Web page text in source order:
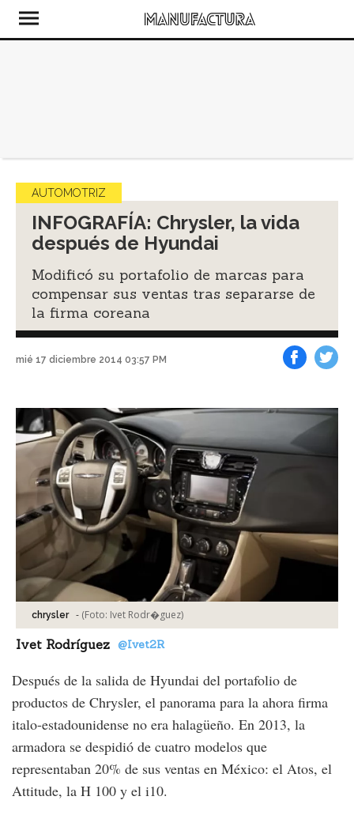
AUTOMOTRIZ
INFOGRAFÍA: Chrysler, la vida
después de Hyundai
Modificó su portafolio de marcas para
compensar sus ventas tras separarse de
la firma coreana
mié 17 diciembre 2014 03:57 PM
chrysler - (Foto: Ivet Rodr�guez)
Ivet Rodríguez @Ivet2R
Después de la salida de Hyundai del portafolio de
productos de Chrysler, el panorama para la ahora firma
italo-estadounidense no era halagüeño. En 2013, la
armadora se despidió de cuatro modelos que
representaban 20% de sus ventas en México: el Atos, el
Attitude, la H 100 y el i10.